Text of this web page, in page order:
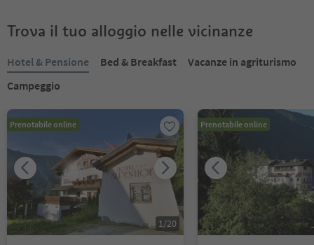
Trova il tuo alloggio nelle vicinanze
Hotel & Pensione Bed & Breakfast
Vacanze in agriturismo
Campeggio
Prenotabile online
1/20
Prenotabile online